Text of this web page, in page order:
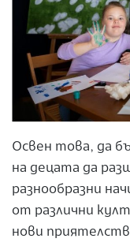
Освен това, да
на децата да
разнообразни
от различни
нови